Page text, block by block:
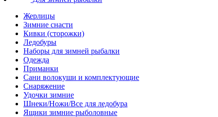
Жерлицы
Зимние снасти
Кивки (сторожки)
Ледобуры
Наборы для зимней рыбалки
Одежда
Приманки
Сани волокуши и комплектующие
Снаряжение
Удочки зимние
Шнеки/Ножи/Все для ледобура
Ящики зимние рыболовные